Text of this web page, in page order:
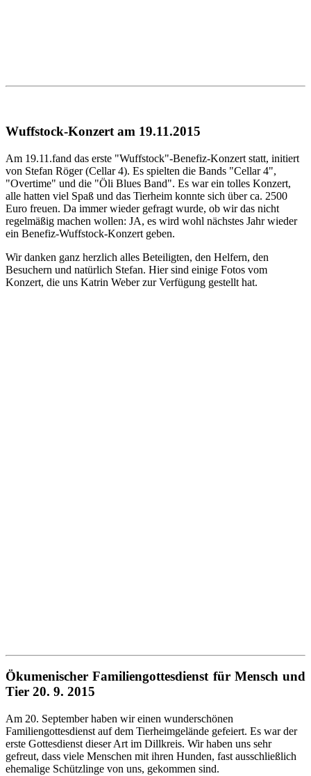
Wuffstock-Konzert am 19.11.2015
Am 19.11.fand das erste "Wuffstock"-Benefiz-Konzert statt, initiert
von Stefan Röger (Cellar 4). Es spielten die Bands "Cellar 4",
"Overtime" und die "Öli Blues Band". Es war ein tolles Konzert,
alle hatten viel Spaß und das Tierheim konnte sich über ca. 2500
Euro freuen. Da immer wieder gefragt wurde, ob wir das nicht
regelmäßig machen wollen: JA, es wird wohl nächstes Jahr wieder
ein Benefiz-Wuffstock-Konzert geben.
Wir danken ganz herzlich alles Beteiligten, den Helfern, den
Besuchern und natürlich Stefan. Hier sind einige Fotos vom
Konzert, die uns Katrin Weber zur Verfügung gestellt hat.
Ökumenischer Familiengottesdienst für Mensch und
Tier 20. 9. 2015
Am 20. September haben wir einen wunderschönen
Familiengottesdienst auf dem Tierheimgelände gefeiert. Es war der
erste Gottesdienst dieser Art im Dillkreis. Wir haben uns sehr
gefreut, dass viele Menschen mit ihren Hunden, fast ausschließlich
ehemalige Schützlinge von uns, gekommen sind.